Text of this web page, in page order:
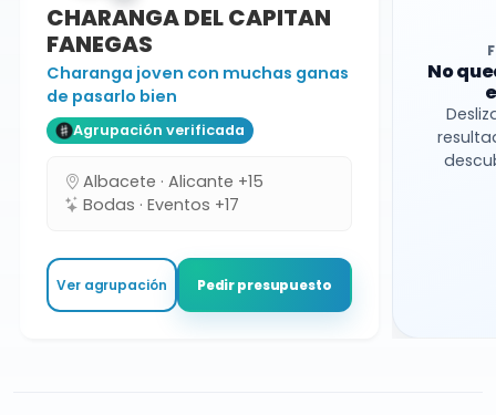
CHARANGA DEL CAPITAN
FANEGAS
Charanga joven con muchas ganas
de pasarlo bien
Agrupación verificada
Albacete · Alicante +15
Bodas · Eventos +17
Ver agrupación Pedir presupuesto
No